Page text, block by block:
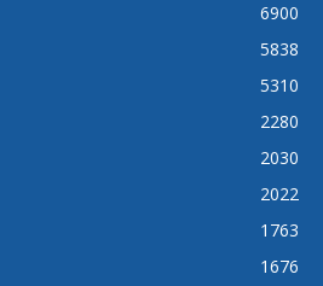
6900
5838
5310
2280
2030
2022
1763
1676